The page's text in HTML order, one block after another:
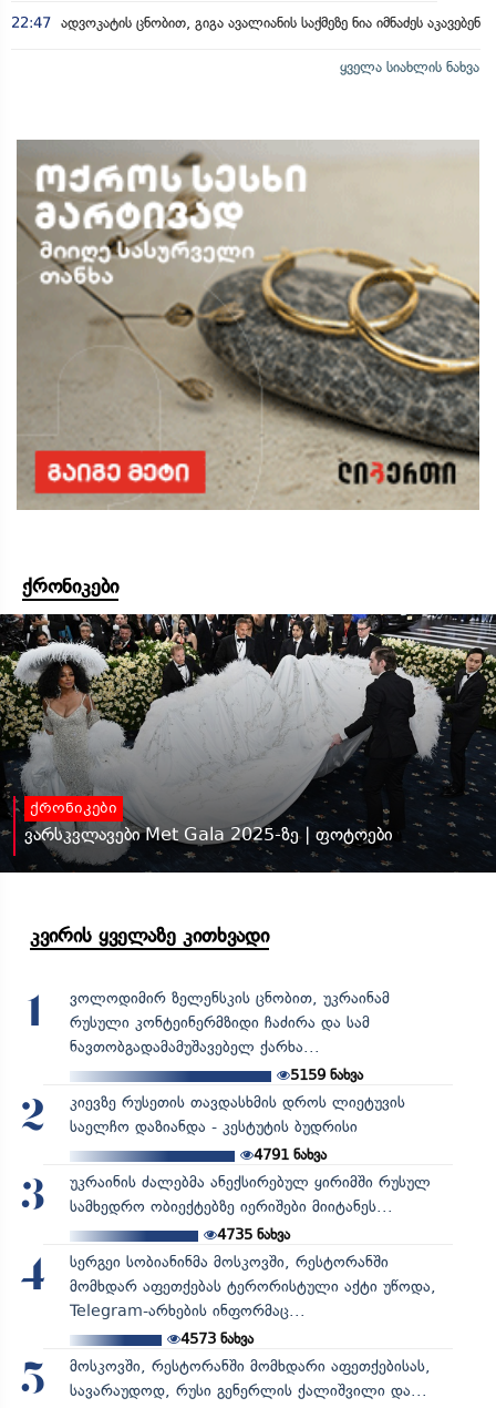
22:47 ადვოკატის ცნობით, გიგა ავალიანის საქმეზე ნია იმნაძეს აკავებენ
ყველა სიახლის ნახვა
ქრონიკები
ქრონიკები
ვარსკვლავები Met Gala 2025-ზე | ფოტოები
კვირის ყველაზე კითხვადი
1
ვოლოდიმირ ზელენსკის ცნობით, უკრაინამ
რუსული კონტეინერმზიდი ჩაძირა და სამ
ნავთობგადამამუშავებელ ქარხა...
5159 ნახვა
2
კიევზე რუსეთის თავდასხმის დროს ლიეტუვის
საელჩო დაზიანდა - კესტუტის ბუდრისი
4791ნახვა
3
უკრაინის ძალებმა ანექსირებულ ყირიმში რუსულ
სამხედრო ობიექტებზე იერიშები მიიტანეს...
4735ნახვა
4
სერგეი სობიანინმა მოსკოვში, რესტორანში
მომხდარ აფეთქებას ტერორისტული აქტი უწოდა,
Telegram-არხების ინფორმაც...
4573ნახვა
5
მოსკოვში, რესტორანში მომხდარი აფეთქებისას,
სავარაუდოდ, რუსი გენერლის ქალიშვილი და...